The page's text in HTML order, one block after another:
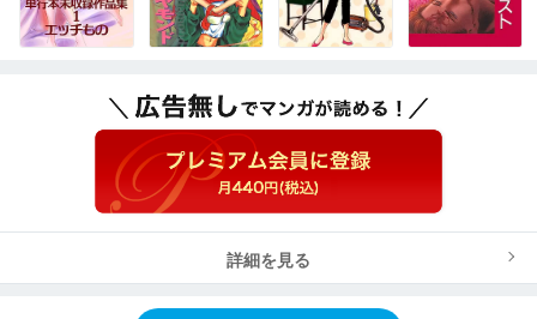
詳細を見る